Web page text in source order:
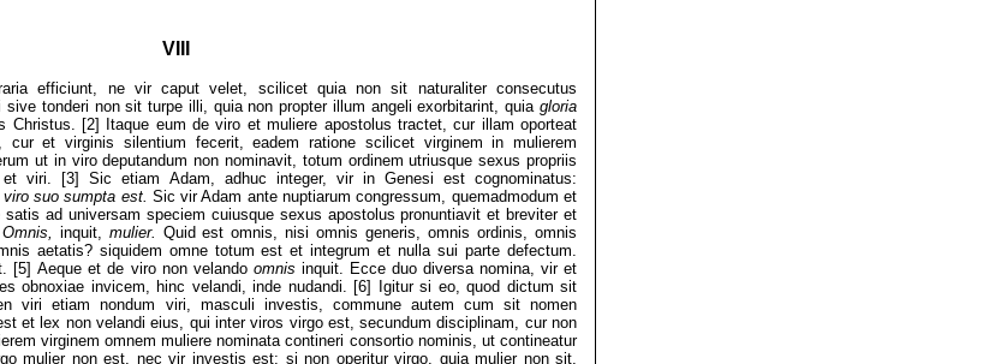
VIII
efficiunt, ne vir caput velet, scilicet quia non sit naturaliter consecutus
sive tonderi non sit turpe illi, quia non propter illum angeli exorbitarint, quia gloria
Christus. [2] Itaque eum de viro et muliere apostolus tractet, cur illam oporteat
cur et virginis silentium fecerit, eadem ratione scilicet virginem in mulierem
ut in viro deputandum non nominavit, totum ordinem utriusque sexus propriis
et viri. [3] Sic etiam Adam, adhuc integer, vir in Genesi est cognominatus:
suo sumpta est. Sic vir Adam ante nuptiarum congressum, quemadmodum et
satis ad universam speciem cuiusque sexus apostolus pronuntiavit et breviter et
Omnis, inquit, mulier. Quid est omnis, nisi omnis generis, omnis ordinis, omnis
aetatis? siquidem omne totum est et integrum et nulla sui parte defectum.
[5] Aeque et de viro non velando omnis inquit. Ecce duo diversa nomina, vir et
obnoxiae invicem, hinc velandi, inde nudandi. [6] Igitur si eo, quod dictum sit
viri etiam nondum viri, masculi investis, commune autem cum sit nomen
et lex non velandi eius, qui inter viros virgo est, secundum disciplinam, cur non
virginem omnem muliere nominata contineri consortio nominis, ut contineatur
mulier non est, nec vir investis est; si non operitur virgo, quia mulier non sit,